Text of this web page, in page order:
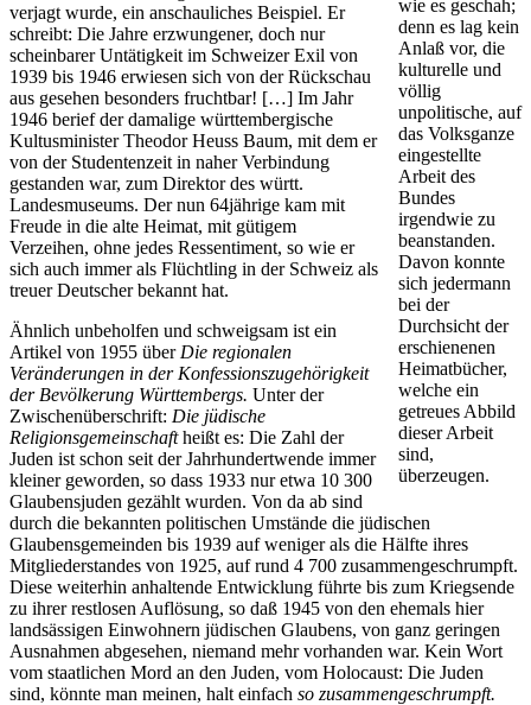
wie es geschah;
denn es lag kein
Anlaß vor, die
kulturelle und
völlig
unpolitische, auf
das Volksganze
eingestellte
Arbeit des
Bundes
irgendwie zu
beanstanden.
Davon konnte
sich jedermann
bei der
Durchsicht der
erschienenen
Heimatbücher,
welche ein
getreues Abbild
dieser Arbeit
sind,
überzeugen.
verjagt wurde, ein anschauliches Beispiel. Er
schreibt: Die Jahre erzwungener, doch nur
scheinbarer Untätigkeit im Schweizer Exil von
1939 bis 1946 erwiesen sich von der Rückschau
aus gesehen besonders fruchtbar! […] Im Jahr
1946 berief der damalige württembergische
Kultusminister Theodor Heuss Baum, mit dem er
von der Studentenzeit in naher Verbindung
gestanden war, zum Direktor des württ.
Landesmuseums. Der nun 64jährige kam mit
Freude in die alte Heimat, mit gütigem
Verzeihen, ohne jedes Ressentiment, so wie er
sich auch immer als Flüchtling in der Schweiz als
treuer Deutscher bekannt hat.
Ähnlich unbeholfen und schweigsam ist ein
Artikel von 1955 über Die regionalen
Veränderungen in der Konfessionszugehörigkeit
der Bevölkerung Württembergs. Unter der
Zwischenüberschrift: Die jüdische
Religionsgemeinschaftheißt es: Die Zahl der
Juden ist schon seit der Jahrhundertwende immer
kleiner geworden, so dass 1933 nur etwa 10 300
Glaubensjuden gezählt wurden. Von da ab sind
durch die bekannten politischen Umstände die jüdischen
Glaubensgemeinden bis 1939 auf weniger als die Hälfte ihres
Mitgliederstandes von 1925, auf rund 4 700 zusammengeschrumpft.
Diese weiterhin anhaltende Entwicklung führte bis zum Kriegsende
zu ihrer restlosen Auflösung, so daß 1945 von den ehemals hier
landsässigen Einwohnern jüdischen Glaubens, von ganz geringen
Ausnahmen abgesehen, niemand mehr vorhanden war. Kein Wort
vom staatlichen Mord an den Juden, vom Holocaust: Die Juden
sind, könnte man meinen, halt einfach so zusammengeschrumpft.